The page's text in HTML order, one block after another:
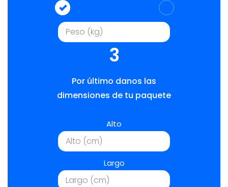
3
Por último danos las
dimensiones de tu paquete
Alto
Largo